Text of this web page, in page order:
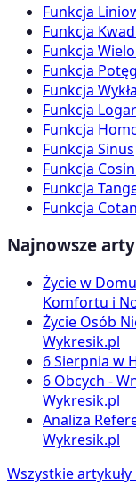
Funkcja
Funkcja
Funkcja
Funkcja
Funkcja
Funkcja
Funkcja
Funkcja Sinus
Funkcja
Funkcja
Funkcja
Najnowsze
Życie w
Komfortu i
Życie Osób
Wykresik.pl
6 Sierpnia w
6 Obcych -
Wykresik.pl
Analiza
Wykresik.pl
Wszystkie